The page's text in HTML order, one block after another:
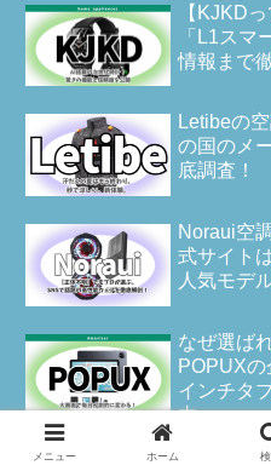
【KJKD
「L1スマ
情報まで
Letibeの
の国のメ
底調査！
Noraui空
式サイト
人気モデ
なぜ選ば
POPUX
インチタ
由
メニュー ホーム